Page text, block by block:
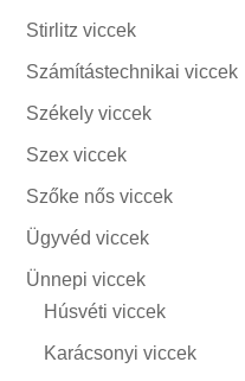
Stirlitz viccek
Számítástechnikai viccek
Székely viccek
Szex viccek
Szőke nős viccek
Ügyvéd viccek
Ünnepi viccek
Húsvéti viccek
Karácsonyi viccek